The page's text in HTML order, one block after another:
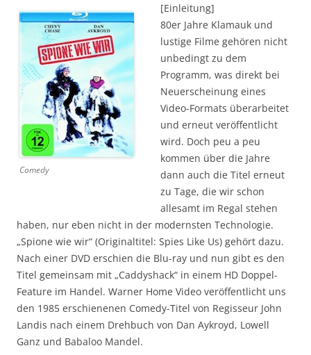
Comedy
[Einleitung]
80er Jahre Klamauk und
lustige Filme gehören nicht
unbedingt zu dem
Programm, was direkt bei
Neuerscheinung eines
Video-Formats überarbeitet
und erneut veröffentlicht
wird. Doch peu a peu
kommen über die Jahre
dann auch die Titel erneut
zu Tage, die wir schon
allesamt im Regal stehen
haben, nur eben nicht in der modernsten Technologie.
„Spione wie wir“ (Originaltitel: Spies Like Us) gehört dazu.
Nach einer DVD erschien die Blu-ray und nun gibt es den
Titel gemeinsam mit „Caddyshack“ in einem HD Doppel-
Feature im Handel. Warner Home Video veröffentlicht uns
den 1985 erschienenen Comedy-Titel von Regisseur John
Landis nach einem Drehbuch von Dan Aykroyd, Lowell
Ganz und Babaloo Mandel.